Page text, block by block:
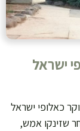
ישראל
כאלופי ישראל
שזינקו אמש,